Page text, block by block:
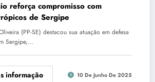
reforça compromisso com
de Sergipe
(PP-SE) destacou sua atuação em defesa
Sergipe,…
informação 10 De Junho De 2025